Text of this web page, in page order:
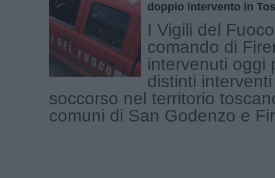
doppio intervento in
I Vigili del
comando di
intervenuti oggi
distinti
soccorso nel territorio
comuni di San Godenzo e